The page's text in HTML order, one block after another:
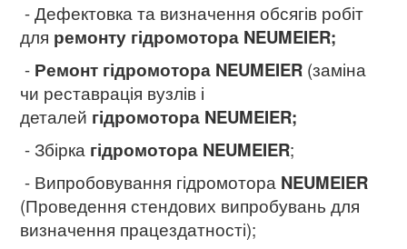
- Дефектовка та визначення обсягів робіт
для ремонту гідромотора NEUMEIER;
- Ремонт гідромотора NEUMEIER (заміна
чи реставрація вузлів і
деталей гідромотора NEUMEIER;
- Збірка гідромотора NEUMEIER;
- Випробовування гідромотора NEUMEIER
(Проведення стендових випробувань для
визначення працездатності);